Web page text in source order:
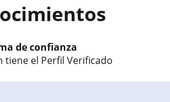
de confianza
tiene el Perfil Verificado